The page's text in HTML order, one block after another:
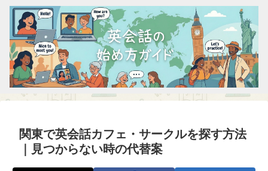
関東で英会話カフェ・サークルを探す方法
｜見つからない時の代替案